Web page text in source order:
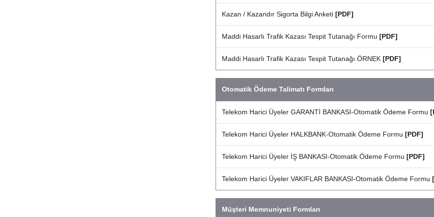
Kazan / Kazandır Sigorta Bilgi Anketi [PDF]
Maddi Hasarlı Trafik Kazası Tespit Tutanağı Formu [PDF]
Maddi Hasarlı Trafik Kazası Tespit Tutanağı ÖRNEK [PDF]
Otomatik Ödeme Talimatı Formları
Telekom Harici Üyeler GARANTİ BANKASI-Otomatik Ödeme Formu
Telekom Harici Üyeler HALKBANK-Otomatik Ödeme Formu [PDF]
Telekom Harici Üyeler İŞ BANKASI-Otomatik Ödeme Formu [PDF]
Telekom Harici Üyeler VAKIFLAR BANKASI-Otomatik Ödeme Formu
Müşteri Memnuniyeti Formları